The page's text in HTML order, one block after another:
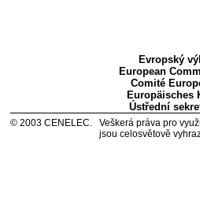
Evropský
European
Comité
Europäisches
Ústřední
©2003 CENELEC.
Veškerá práva pro
jsou celosvětově